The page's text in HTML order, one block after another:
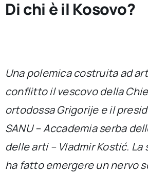
Sezioni
Cerca
per:
Newsletter
Di chi è il Kosovo?
Una polemica costruita ad
conflitto il vescovo della
ortodossa Grigorije e il
SANU – Accademia serba
delle arti – Vladmir Kostić.
ha fatto emergere un nervo